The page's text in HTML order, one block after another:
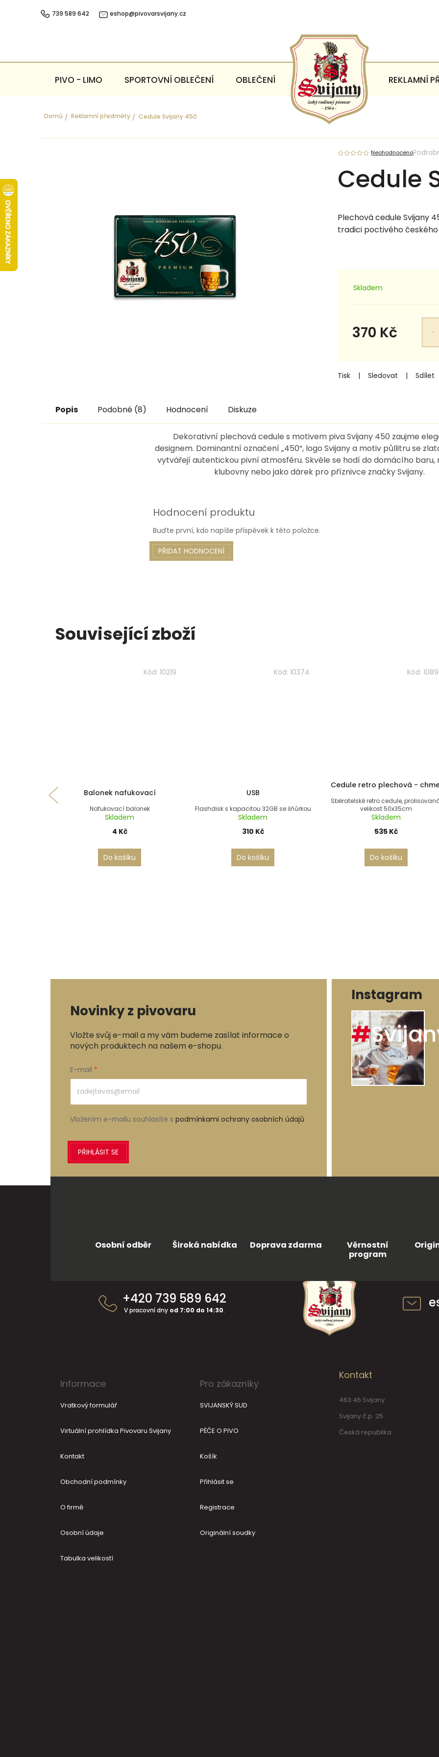
739 589 642 eshop@pivovarsvijany.cz
PIVO - LIMO SPORTOVNÍ OBLEČENÍ OBLEČENÍ REKLAMNÍ
Domů Reklamní předměty Cedule Svijany 450
Cedule
Neohodnoceno
Plechová cedule Svijany
tradici poctivého
Skladem
370 Kč
Tisk
Sledovat Sdílet
Popis Podobné (8) Hodnocení Diskuze
Dekorativní plechová cedule s motivem piva Svijany 450 zaujme
designem. Dominantní označení „450“, logo Svijany a motiv půllitru se
vytvářejí autentickou pivní atmosféru. Skvěle se hodí do domácího baru,
klubovny nebo jako dárek pro příznivce značky Svijany.
Hodnocení produktu
Buďte první, kdo napíše příspěvek k této položce.
PŘIDAT HODNOCENÍ
Související zboží
Kód: 10219
Balonek nafukovací
Nafukovací balonek
Skladem
4 Kč
Do košíku
Kód: 10374
USB
Flashdisk s kapacitou 32GB se šňůrkou
Skladem
310 Kč
Do košíku
Kód:
Cedule retro plechová -
Sběratelské retro cedule,
velikost 50x35cm
Skladem
535 Kč
Do košíku
Novinky z pivovaru
Vložte svůj e-mail a my vám budeme zasílat informace o
nových produktech na našem e-shopu.
E-mail
Vložením e-mailu souhlasíte s podmínkami ochrany osobních údajů
PŘIHLÁSIT SE
Instagram
#
Osobní odběr Široká nabídka Doprava zdarma
Věrnostní
program
+420 739 589 642
V pracovní dny od 7:00 do 14:30.
Informace
Vratkový formulář
Virtuální prohlídka Pivovaru Svijany
Kontakt
Obchodní podmínky
O firmě
Osobní údaje
Tabulka velikostí
Pro zákazníky
SVIJANSKÝ SUD
PÉČE O PIVO
Košík
Přihlásit se
Registrace
Originální soudky
Kontakt
463 46 Svijany
Svijany č.p. 25
Česká republika